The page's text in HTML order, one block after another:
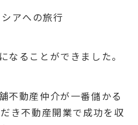
アへの旅行
なることができました。
不動産仲介が一番儲かる
き不動産開業で成功を収